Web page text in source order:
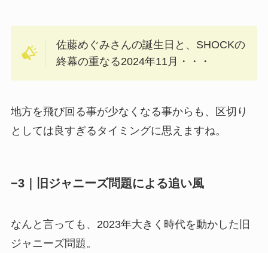
佐藤めぐみさんの誕生日と、SHOCKの
終幕の重なる2024年11月・・・
地方を飛び回る事が少なくなる事からも、区切り
としては良すぎるタイミングに思えますね。
−3｜旧ジャニーズ問題による追い風
なんと言っても、2023年大きく時代を動かした旧
ジャニーズ問題。